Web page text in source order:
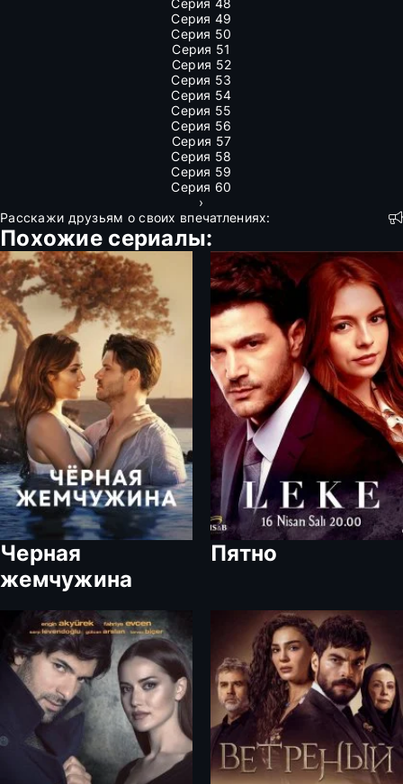
Серия 48
Серия 49
Серия 50
Серия 51
Серия 52
Серия 53
Серия 54
Серия 55
Серия 56
Серия 57
Серия 58
Серия 59
Серия 60
›
Расскажи друзьям о своих впечатлениях:
Похожие сериалы:
Черная
жемчужина
Пятно